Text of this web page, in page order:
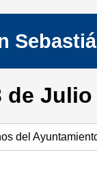
Julio
del